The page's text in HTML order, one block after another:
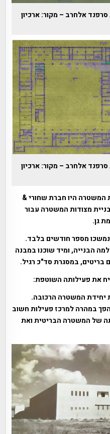
אלחרב – מקור: ארכיון
אלחרב – מקור: ארכיון
המשטרה היו חברת שחורי &
מצודות המשטרה עבור
גן.
הבנייה החלו בשנת 1940 ונמשכו מספר חודשים בלבד.
של שנת 1941 הושלמה הבנייה, ומיד שוכנו במבנה
את פעילותה השוטפת:
את יחידת המשטרה הרכובה.
במהרה למרכז פעילות חשוב
של המשטרה הבריטית ואת